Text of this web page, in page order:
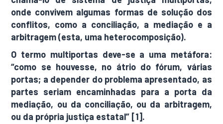
onde convivem algumas formas de solução dos
conflitos, como a conciliação, a mediação e a
arbitragem (esta, uma heterocomposição).
O termo multiportas deve-se a uma metáfora:
“como se houvesse, no átrio do fórum, várias
portas; a depender do problema apresentado, as
partes seriam encaminhadas para a porta da
mediação, ou da conciliação, ou da arbitragem,
ou da própria justiça estatal” [1].